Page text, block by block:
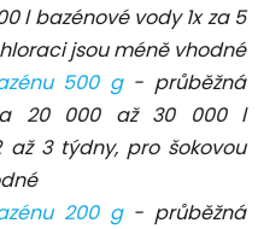
l bazénové vody 1x za 5
jsou méně vhodné
500 g- průběžná
20 000 až 30 000 l
až 3 týdny, pro šokovou
200 g- průběžná